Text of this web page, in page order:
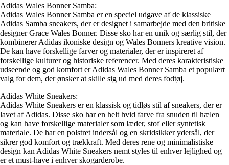
Adidas Wales Bonner Samba:
Adidas Wales Bonner Samba er en speciel udgave af de klassiske
Adidas Samba sneakers, der er designet i samarbejde med den britiske
designer Grace Wales Bonner. Disse sko har en unik og særlig stil, der
kombinerer Adidas ikoniske design og Wales Bonners kreative vision.
De kan have forskellige farver og materialer, der er inspireret af
forskellige kulturer og historiske referencer. Med deres karakteristiske
udseende og god komfort er Adidas Wales Bonner Samba et populært
valg for dem, der ønsker at skille sig ud med deres fodtøj.
Adidas White Sneakers:
Adidas White Sneakers er en klassisk og tidløs stil af sneakers, der er
lavet af Adidas. Disse sko har en helt hvid farve fra snuden til hælen
og kan have forskellige materialer som læder, stof eller syntetisk
materiale. De har en polstret indersål og en skridsikker ydersål, der
sikrer god komfort og trækkraft. Med deres rene og minimalistiske
design kan Adidas White Sneakers nemt styles til enhver lejlighed og
er et must-have i enhver skogarderobe.